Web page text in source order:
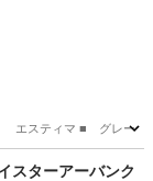
スティマ ■ グレード
ターアーバンク